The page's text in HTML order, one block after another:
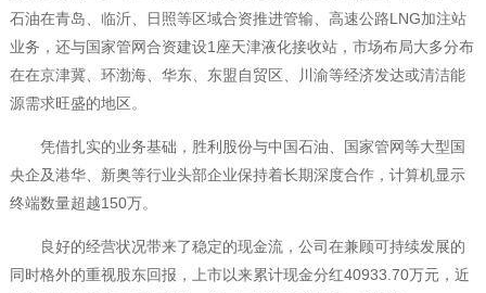
石油在青岛、临沂、日照等区域合资推进管输、高速公路LNG加注站
业务，还与国家管网合资建设1座天津液化接收站，市场布局大多分布
在在京津冀、环渤海、华东、东盟自贸区、川渝等经济发达或清洁能
源需求旺盛的地区。
凭借扎实的业务基础，胜利股份与中国石油、国家管网等大型国
央企及港华、新奥等行业头部企业保持着长期深度合作，计算机显示
终端数量超越150万。
良好的经营状况带来了稳定的现金流，公司在兼顾可持续发展的
同时格外的重视股东回报，上市以来累计现金分红40933.70万元，近